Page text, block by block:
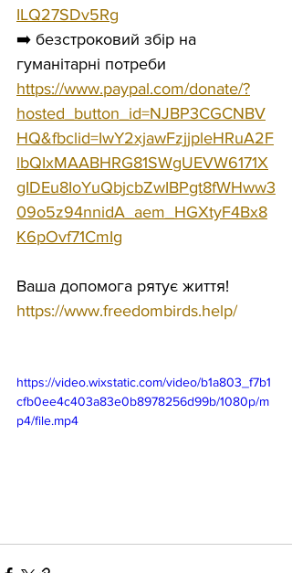
ILQ27SDv5Rg
➡️ безстроковий збір на
гуманітарні потреби
https://www.paypal.com/donate/?
hosted_button_id=NJBP3CGCNBV
HQ&fbclid=IwY2xjawFzjjpleHRuA2F
lbQIxMAABHRG81SWgUEVW6171X
gIDEu8IoYuQbjcbZwIBPgt8fWHww3
09o5z94nnidA_aem_HGXtyF4Bx8
K6pOvf71CmIg
Ваша допомога рятує життя!
https://www.freedombirds.help/
https://video.wixstatic.com/video/b1a803_f7b1
cfb0ee4c403a83e0b8978256d99b/1080p/m
p4/file.mp4